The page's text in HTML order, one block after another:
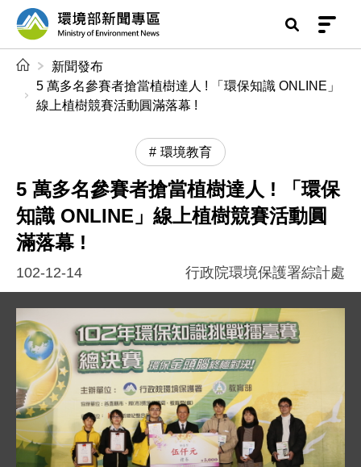
前往中央內容區塊
環境部新聞專區
新聞發布
5 萬多名參賽者搶當植樹達人 ! 「環保知識 ONLINE」
線上植樹競賽活動圓滿落幕 !
環境教育
5 萬多名參賽者搶當植樹達人 ! 「環保
知識 ONLINE」線上植樹競賽活動圓
滿落幕 !
102-12-14 行政院環境保護署綜計處